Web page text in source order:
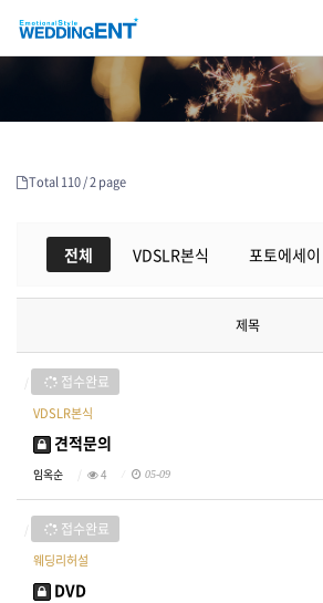
Total 110 /2 page
전체 VDSLR본식 포토에세이
제목
접수완료
VDSLR본식
견적문의
임옥순 4 05-09
접수완료
웨딩리허설
DVD